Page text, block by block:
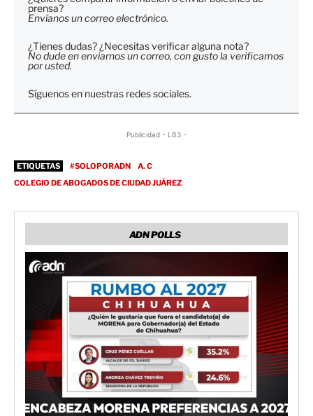
prensa?
Envíanos un correo electrónico.
¿Tienes dudas? ¿Necesitas verificar alguna nota?
No dude en enviarnos un correo, con gusto la verificamos
por usted.
Síguenos en nuestras redes sociales.
Publicidad - LB3 -
ETIQUETAS #SOLOPORADN
A. C
COLEGIO DE ABOGADOS DE CIUDAD JUÁREZ
ADN POLLS